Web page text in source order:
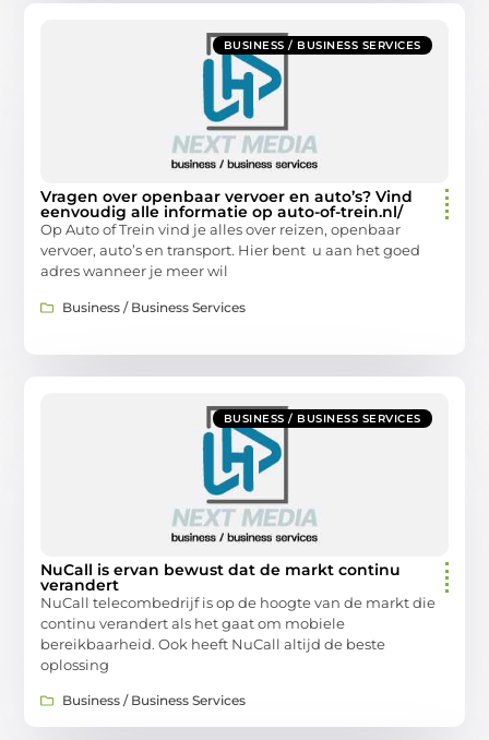
BUSINESS / BUSINESS SERVICES
Vragen over openbaar vervoer en auto’s? Vind
eenvoudig alle informatie op auto-of-trein.nl/
Op Auto of Trein vind je alles over reizen, openbaar
vervoer, auto’s en transport. Hier bent u aan het goed
adres wanneer je meer wil
Business / Business Services
BUSINESS / BUSINESS SERVICES
NuCall is ervan bewust dat de markt continu
verandert
NuCall telecombedrijf is op de hoogte van de markt die
continu verandert als het gaat om mobiele
bereikbaarheid. Ook heeft NuCall altijd de beste
oplossing
Business / Business Services